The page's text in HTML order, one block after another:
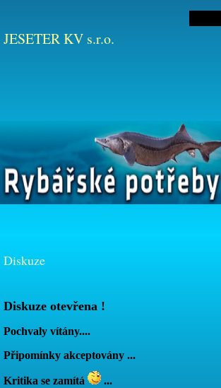
JESETER KV s.r.o.
Diskuze
Diskuze otevřena !
Pochvaly vítány....
Připomínky akceptovány ...
Kritika se zamítá ...